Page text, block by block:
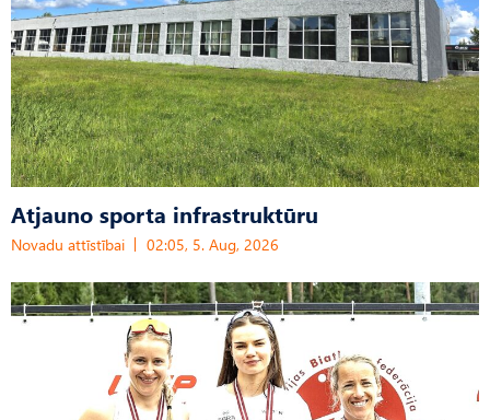
Atjauno sporta infrastruktūru
Novadu attīstībai 02:05, 5. Aug, 2026